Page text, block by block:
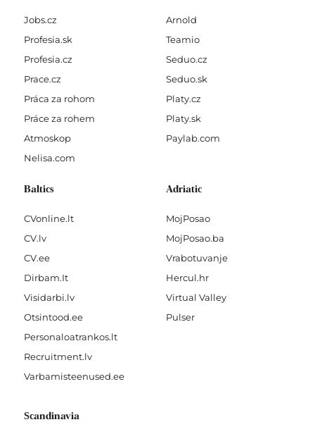
Jobs.cz
Profesia.sk
Profesia.cz
Prace.cz
Práca za rohom
Práce za rohem
Atmoskop
Nelisa.com
Arnold
Teamio
Seduo.cz
Seduo.sk
Platy.cz
Platy.sk
Paylab.com
Baltics
CVonline.lt
CV.lv
CV.ee
Dirbam.It
Visidarbi.lv
Otsintood.ee
Personaloatrankos.lt
Recruitment.lv
Varbamisteenused.ee
Adriatic
MojPosao
MojPosao.ba
Vrabotuvanje
Hercul.hr
Virtual Valley
Pulser
Scandinavia